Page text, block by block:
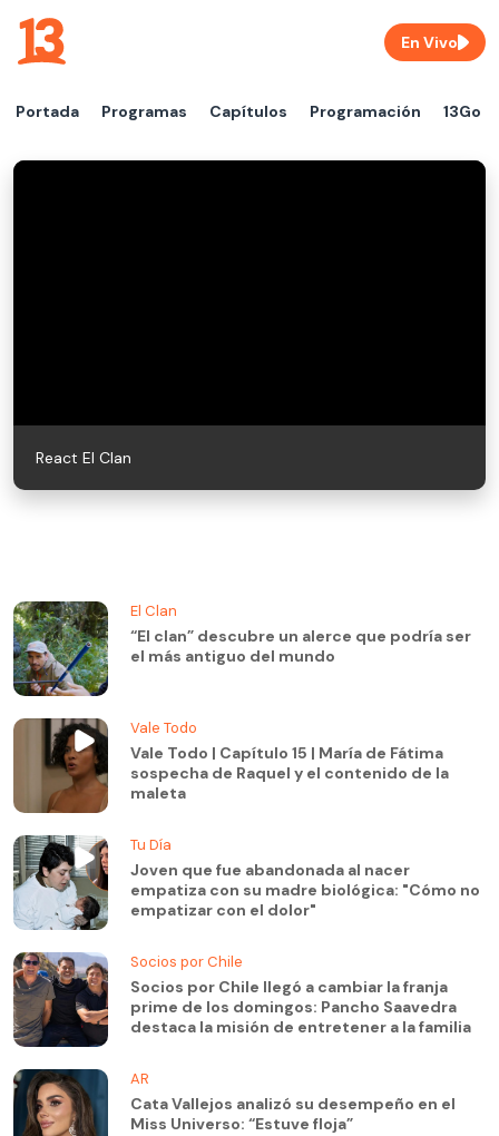
Portada Programas Capítulos Programación 13Go
En Vivo
El Clan
“El clan” descubre un alerce que podría ser
el más antiguo del mundo
Vale Todo
Vale Todo | Capítulo 15 | María de Fátima
sospecha de Raquel y el contenido de la
maleta
Tu Día
Joven que fue abandonada al nacer
empatiza con su madre biológica: "Cómo no
empatizar con el dolor"
Socios por Chile
Socios por Chile llegó a cambiar la franja
prime de los domingos: Pancho Saavedra
destaca la misión de entretener a la familia
AR
Cata Vallejos analizó su desempeño en el
Miss Universo: “Estuve floja”
React El Clan